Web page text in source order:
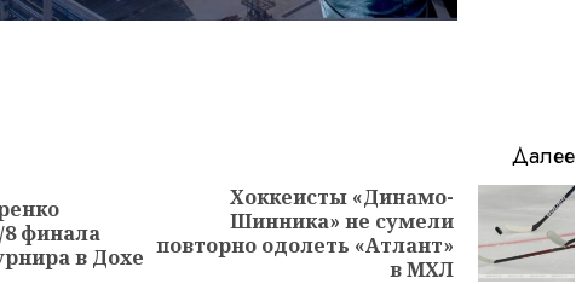
Предыдущая
запись:
8 финала
в Дохе
Далее
Следующая
запись:
Хоккеисты «Динамо-
Шинника» не сумели
повторно одолеть «Атлант»
в МХЛ